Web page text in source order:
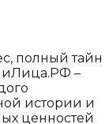
полный тайн
–
истории и
ценностей